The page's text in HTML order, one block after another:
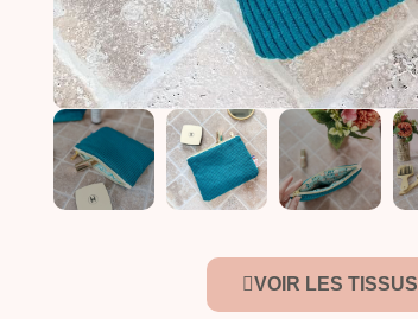
VOIR LES TISSUS